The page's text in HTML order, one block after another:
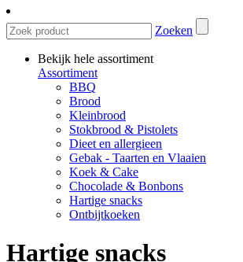
Zoeken
Bekijk hele assortiment
Assortiment
BBQ
Brood
Kleinbrood
Stokbrood & Pistolets
Dieet en allergieen
Gebak - Taarten en Vlaaien
Koek & Cake
Chocolade & Bonbons
Hartige snacks
Ontbijtkoeken
Hartige snacks